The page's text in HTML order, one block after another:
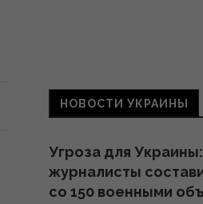
НОВОСТИ УКРАИНЫ
Угроза для Украины:
журналисты
со 150 военными